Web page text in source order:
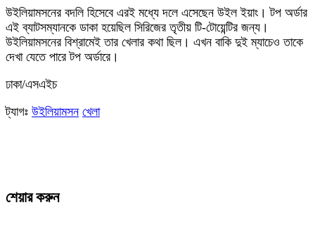
উইলিয়ামসনের বদলি হিসেবে এরই মধ্যে দলে এসেছেন উইল ইয়াং। টপ অর্ডার
এই ব্যাটসম্যানকে ডাকা হয়েছিল সিরিজের তৃতীয় টি-টোয়েন্টির জন্য।
উইলিয়ামসনের বিশ্রামেই তার খেলার কথা ছিল। এখন বাকি দুই ম্যাচেও তাকে
দেখা যেতে পারে টপ অর্ডারে।
ঢাকা/এসএইচ
ট্যাগঃ উইলিয়ামসন খেলা
শেয়ার করুন